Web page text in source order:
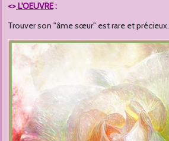
<>L'OEUVRE:
Trouver son "âme sœur" est rare et précieux.